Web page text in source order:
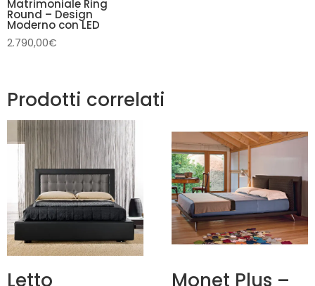
Matrimoniale Ring
Round – Design
Moderno con LED
2.790,00€
Prodotti correlati
Letto Monet Plus –